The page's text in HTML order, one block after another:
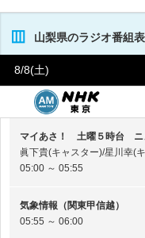
山梨県のラジオ番組表
8/8(土)
マイあさ！ 土曜５時台 ニ
眞下貴(キャスター)/星川幸(
05:00 ～ 05:55
気象情報（関東甲信越）
05:55 ～ 06:00